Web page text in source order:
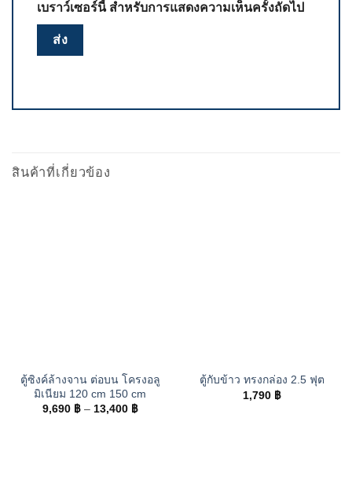
เบราว์เซอร์นี้ สำหรับการแสดงความเห็นครั้งถัดไป
สินค้าที่เกี่ยวข้อง
ตู้ซิงค์ล้างจาน ต่อบน โครงอลู
มิเนียม 120 cm 150 cm
9,690 ฿ – 13,400 ฿Price
ตู้กับข้าว ทรงกล่อง 2.5 ฟุต
1,790 ฿